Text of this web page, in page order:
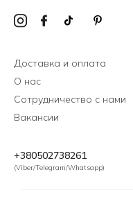
Доставка и оплата
О нас
Сотрудничество с нами
Вакансии
+380502738261
(Viber/Telegram/Whatsapp)